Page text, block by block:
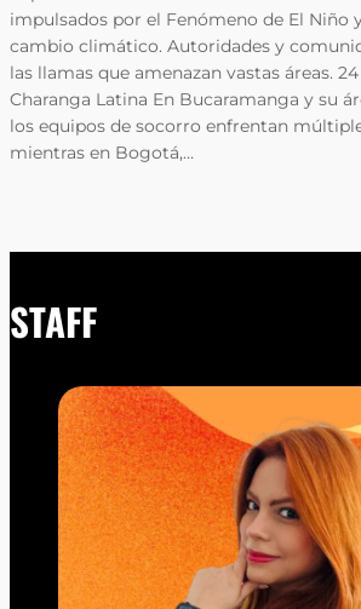
impulsados por el Fenómeno de El Niño
cambio climático. Autoridades y
las llamas que amenazan vastas áreas.
Charanga Latina En Bucaramanga y su
los equipos de socorro enfrentan
mientras en Bogotá,…
STAFF